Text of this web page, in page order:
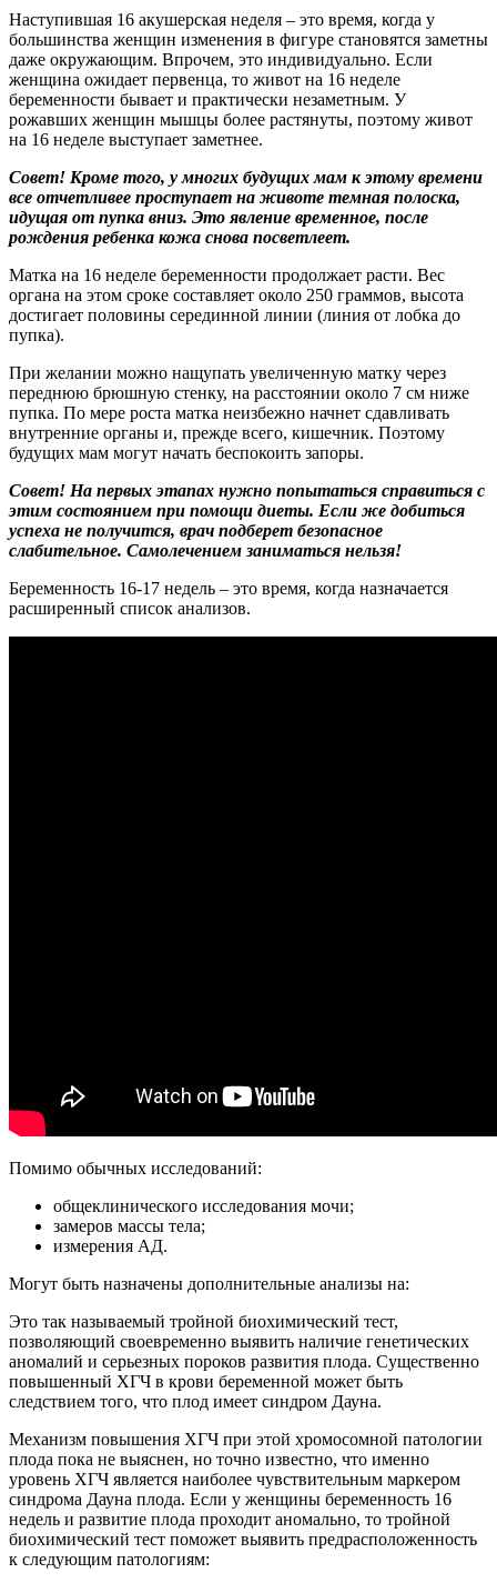
Наступившая 16 акушерская неделя – это время, когда у
большинства женщин изменения в фигуре становятся заметны
даже окружающим. Впрочем, это индивидуально. Если
женщина ожидает первенца, то живот на 16 неделе
беременности бывает и практически незаметным. У
рожавших женщин мышцы более растянуты, поэтому живот
на 16 неделе выступает заметнее.
Совет! Кроме того, у многих будущих мам к этому времени
все отчетливее проступает на животе темная полоска,
идущая от пупка вниз. Это явление временное, после
рождения ребенка кожа снова посветлеет.
Матка на 16 неделе беременности продолжает расти. Вес
органа на этом сроке составляет около 250 граммов, высота
достигает половины серединной линии (линия от лобка до
пупка).
При желании можно нащупать увеличенную матку через
переднюю брюшную стенку, на расстоянии около 7 см ниже
пупка. По мере роста матка неизбежно начнет сдавливать
внутренние органы и, прежде всего, кишечник. Поэтому
будущих мам могут начать беспокоить запоры.
Совет! На первых этапах нужно попытаться справиться с
этим состоянием при помощи диеты. Если же добиться
успеха не получится, врач подберет безопасное
слабительное. Самолечением заниматься нельзя!
Беременность 16-17 недель – это время, когда назначается
расширенный список анализов.
Помимо обычных исследований:
общеклинического исследования мочи;
замеров массы тела;
измерения АД.
Могут быть назначены дополнительные анализы на:
Это так называемый тройной биохимический тест,
позволяющий своевременно выявить наличие генетических
аномалий и серьезных пороков развития плода. Существенно
повышенный ХГЧ в крови беременной может быть
следствием того, что плод имеет синдром Дауна.
Механизм повышения ХГЧ при этой хромосомной патологии
плода пока не выяснен, но точно известно, что именно
уровень ХГЧ является наиболее чувствительным маркером
синдрома Дауна плода. Если у женщины беременность 16
недель и развитие плода проходит аномально, то тройной
биохимический тест поможет выявить предрасположенность
к следующим патологиям: